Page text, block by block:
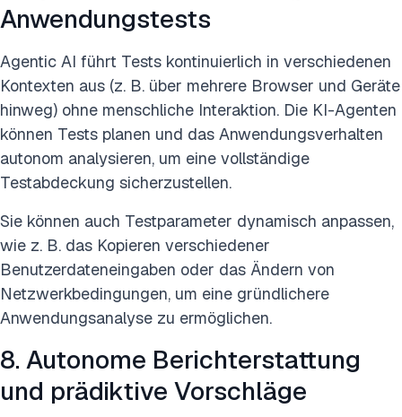
Anwendungstests
Agentic AI führt Tests kontinuierlich in verschiedenen
Kontexten aus (z. B. über mehrere Browser und Geräte
hinweg) ohne menschliche Interaktion. Die KI-Agenten
können Tests planen und das Anwendungsverhalten
autonom analysieren, um eine vollständige
Testabdeckung sicherzustellen.
Sie können auch Testparameter dynamisch anpassen,
wie z. B. das Kopieren verschiedener
Benutzerdateneingaben oder das Ändern von
Netzwerkbedingungen, um eine gründlichere
Anwendungsanalyse zu ermöglichen.
8. Autonome Berichterstattung
und prädiktive Vorschläge